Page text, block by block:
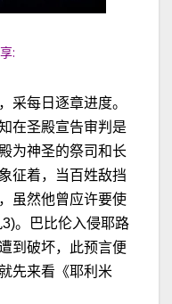
:
采每日逐章进度。
在圣殿宣告审判是
为神圣的祭司和长
征着，当百姓敌挡
虽然他曾应许要使
。巴比伦入侵耶路
到破坏，此预言便
先来看《耶利米